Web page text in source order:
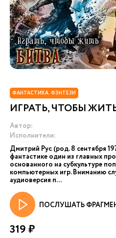
ФАНТАСТИКА. ФЭНТЕЗИ
ИГРАТЬ, ЧТОБЫ
Автор:
Исполнители:
Дмитрий Рус (род. 8 сентября
фантастике один из главных
основанного на субкультуре
компьютерных игр. Вниманию
аудиоверсия п...
ПОСЛУШАТЬ
319 ₽